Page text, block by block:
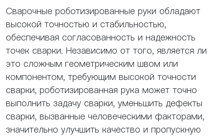
Сварочные роботизированные руки обладают
высокой точностью и стабильностью,
обеспечивая согласованность и надежность
точек сварки. Независимо от того, является ли
это сложным геометрическим швом или
компонентом, требующим высокой точности
сварки, роботизированная рука может точно
выполнить задачу сварки, уменьшить дефекты
сварки, вызванные человеческими факторами,
значительно улучшить качество и пропускную